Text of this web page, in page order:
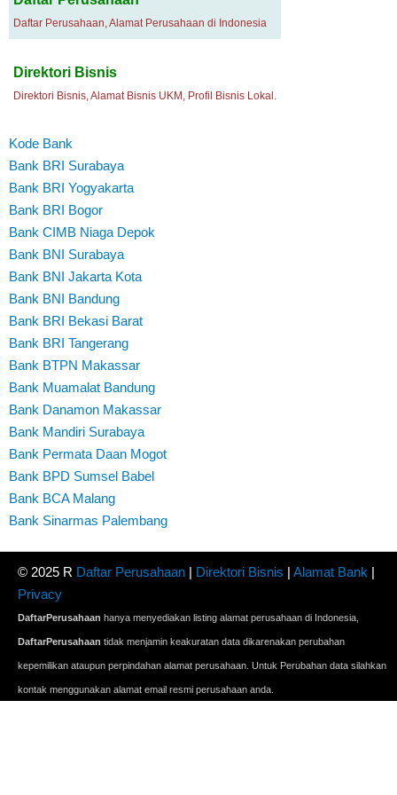
Daftar Perusahaan, Alamat Perusahaan di Indonesia
Direktori Bisnis
Direktori Bisnis, Alamat Bisnis UKM, Profil Bisnis Lokal.
Kode Bank
Bank BRI Surabaya
Bank BRI Yogyakarta
Bank BRI Bogor
Bank CIMB Niaga Depok
Bank BNI Surabaya
Bank BNI Jakarta Kota
Bank BNI Bandung
Bank BRI Bekasi Barat
Bank BRI Tangerang
Bank BTPN Makassar
Bank Muamalat Bandung
Bank Danamon Makassar
Bank Mandiri Surabaya
Bank Permata Daan Mogot
Bank BPD Sumsel Babel
Bank BCA Malang
Bank Sinarmas Palembang
© 2025 R Daftar Perusahaan | Direktori Bisnis | Alamat Bank |
Privacy
DaftarPerusahaan hanya menyediakan listing alamat perusahaan di Indonesia,
DaftarPerusahaan tidak menjamin keakuratan data dikarenakan perubahan
kepemilikan ataupun perpindahan alamat perusahaan. Untuk Perubahan data silahkan
kontak menggunakan alamat email resmi perusahaan anda.